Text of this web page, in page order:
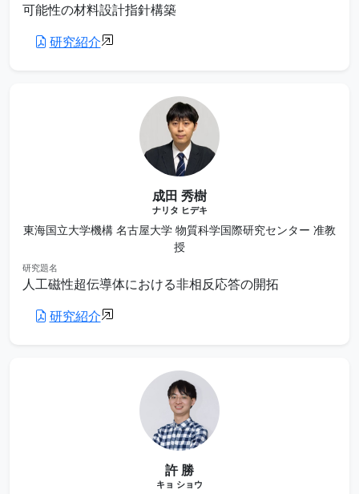
可能性の材料設計指針構築
研究紹介
成田 秀樹
ナリタ ヒデキ
東海国立大学機構 名古屋大学 物質科学国際研究センター 准教
授
研究題名
人工磁性超伝導体における非相反応答の開拓
研究紹介
許 勝
キョ ショウ